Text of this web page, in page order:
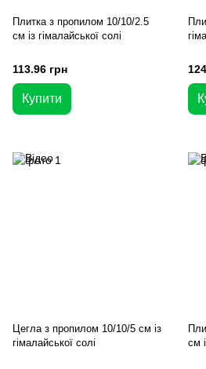
Плитка з пропилом 10/10/2.5
см із гімалайської солі
113.96 грн
Купити
Цегла з пропилом 10/10/5 см із
гімалайської солі
см